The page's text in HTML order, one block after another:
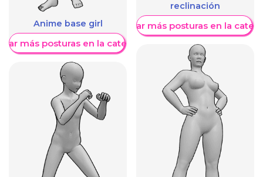
Anime base girl
más posturas en la categoría
reclinación
Mostrar más posturas en la